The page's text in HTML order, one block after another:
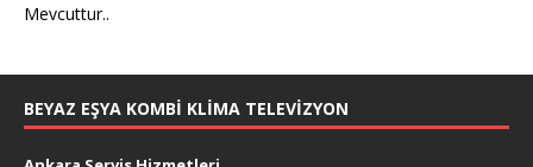
Mevcuttur..
BEYAZ EŞYA KOMBI KLIMA TELEVIZYON